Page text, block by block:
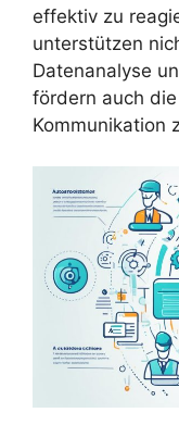
effektiv zu
unterstützen
Datenanalyse
fördern auch
Kommunikation